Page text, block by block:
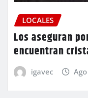
LOCALES
Los aseguran
encuentran
igavec